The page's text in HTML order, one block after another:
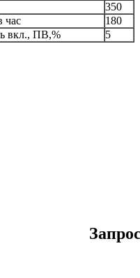
350
час
180
вкл., ПВ,%
5